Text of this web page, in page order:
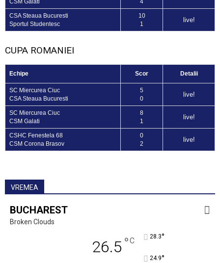
CSM Galati 4
CSA Steaua Bucuresti
Sportul Studentesc
10
1
live!
CUPA ROMANIEI
Echipe Scor Detalii
SC Miercurea Ciuc
CSA Steaua Bucuresti
5
0
live!
SC Miercurea Ciuc
CSM Galati
8
1
live!
CSHC Fenestela 68
CSM Corona Brasov
0
2
live!
VREMEA
BUCHAREST
Broken Clouds
26.5 °C 28.3°
24.9°